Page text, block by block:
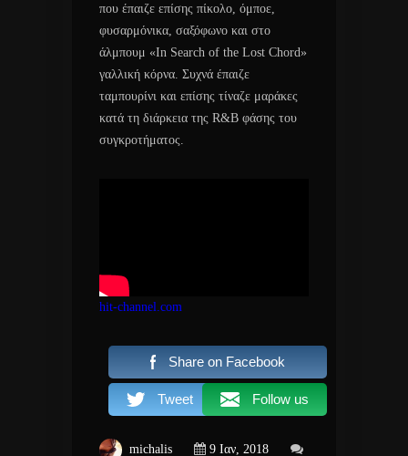
που έπαιζε επίσης πίκολο, όμποε,
φυσαρμόνικα, σαξόφωνο και στο
άλμπουμ «In Search of the Lost Chord»
γαλλική κόρνα. Συχνά έπαιζε
ταμπουρίνι και επίσης τίναζε μαράκες
κατά τη διάρκεια της R&B φάσης του
συγκροτήματος.
hit-channel.com
Share on Facebook
Tweet Follow us
michalis 9 Ιαν, 2018